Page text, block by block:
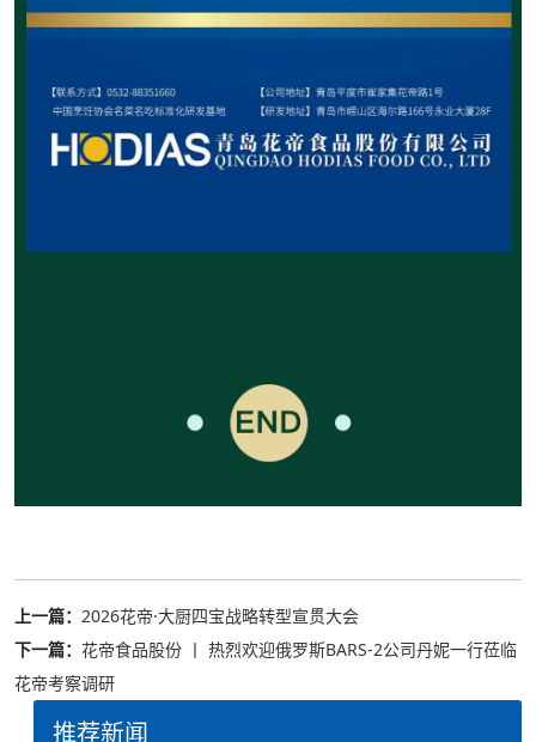
上一篇： 2026花帝·大厨四宝战略转型宣贯大会
下一篇： 花帝食品股份 丨 热烈欢迎俄罗斯BARS-2公司丹妮一行莅临
花帝考察调研
推荐新闻